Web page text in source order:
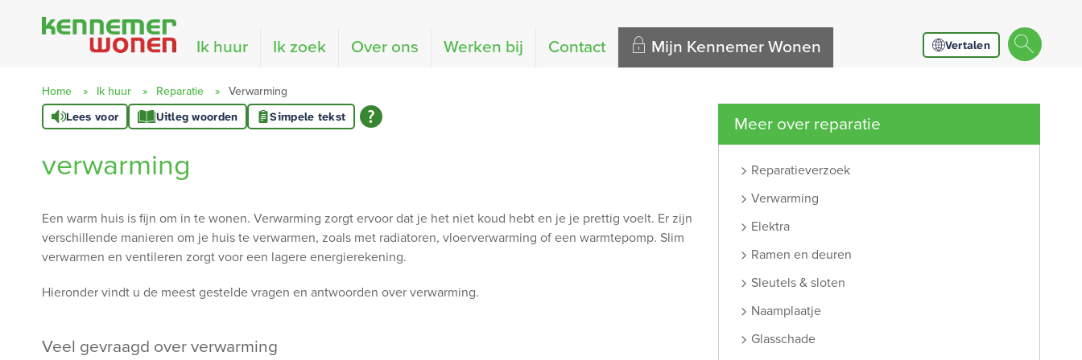
Naar hoofdinhoud
Naar hoofdnavigatiemenu
Naar zoeken
Naar de homepage
Ik huur Ik zoek Over ons Werken bij Contact Mijn Kennemer Wonen Vertalen
Home Ik huur Reparatie Verwarming
Lees voor Uitleg woorden Simpele tekst
verwarming
Een warm huis is fijn om in te wonen. Verwarming zorgt ervoor dat je het niet koud hebt en je je prettig voelt. Er zijn
verschillende manieren om je huis te verwarmen, zoals met radiatoren, vloerverwarming of een warmtepomp. Slim
verwarmen en ventileren zorgt voor een lagere energierekening.
Hieronder vindt u de meest gestelde vragen en antwoorden over verwarming.
veel gevraagd over verwarming
Meer over reparatie
Reparatieverzoek
Verwarming
Elektra
Ramen en deuren
Sleutels & sloten
Naamplaatje
Glasschade